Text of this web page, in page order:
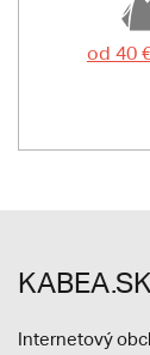
od 40
Internetový